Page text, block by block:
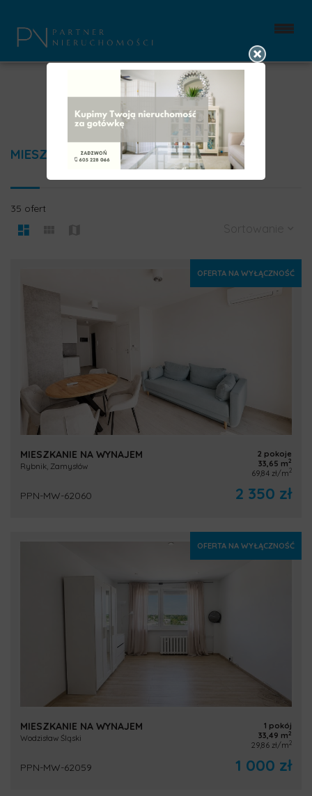
MIESZKANIA
35 ofert
OFERTA NA WYŁĄCZNOŚĆ
MIESZKANIE NA WYNAJEM
Rybnik, Zamysłów
2 pokoje
33,65 m2
69,84 zł/m2
PPN-MW-62060 2 350 zł
OFERTA NA WYŁĄCZNOŚĆ
MIESZKANIE NA WYNAJEM
Wodzisław Śląski
1 pokój
33,49 m2
29,86 zł/m2
PPN-MW-62059 1 000 zł